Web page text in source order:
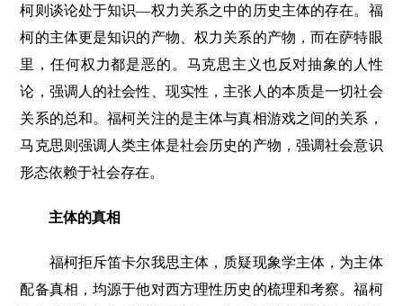
柯则谈论处于知识—权力关系之中的历史主体的存在。福
柯的主体更是知识的产物、权力关系的产物，而在萨特眼
里，任何权力都是恶的。马克思主义也反对抽象的人性
论，强调人的社会性、现实性，主张人的本质是一切社会
关系的总和。福柯关注的是主体与真相游戏之间的关系，
马克思则强调人类主体是社会历史的产物，强调社会意识
形态依赖于社会存在。
主体的真相
福柯拒斥笛卡尔我思主体，质疑现象学主体，为主体
配备真相，均源于他对西方理性历史的梳理和考察。福柯